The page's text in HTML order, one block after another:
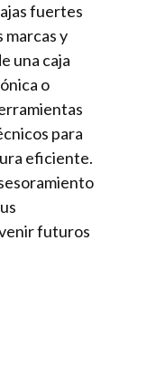
fuertes
marcas y
una caja
o
para
eficiente.
futuros